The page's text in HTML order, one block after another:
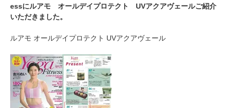
essにルアモ オールデイプロテクト UVアクアヴェールご紹介
いただきました。
ルアモ オールデイプロテクト UVアクアヴェール